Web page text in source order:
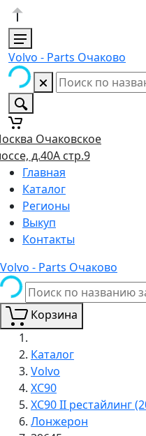
Volvo - Parts Очаково
Очаковское
д.40А стр.9
Главная
Каталог
Регионы
Выкуп
Контакты
Volvo - Parts Очаково
Корзина
Каталог
Volvo
XC90
XC90 II рестайлинг
Лонжерон